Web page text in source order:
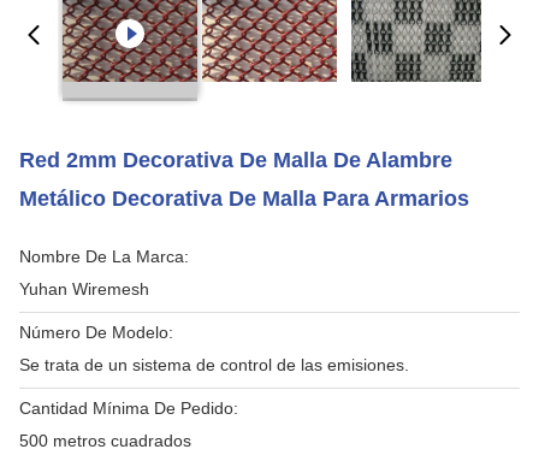
Red 2mm Decorativa De Malla De Alambre
Metálico Decorativa De Malla Para Armarios
Nombre De La Marca:
Yuhan Wiremesh
Número De Modelo:
Se trata de un sistema de control de las emisiones.
Cantidad Mínima De Pedido:
500 metros cuadrados